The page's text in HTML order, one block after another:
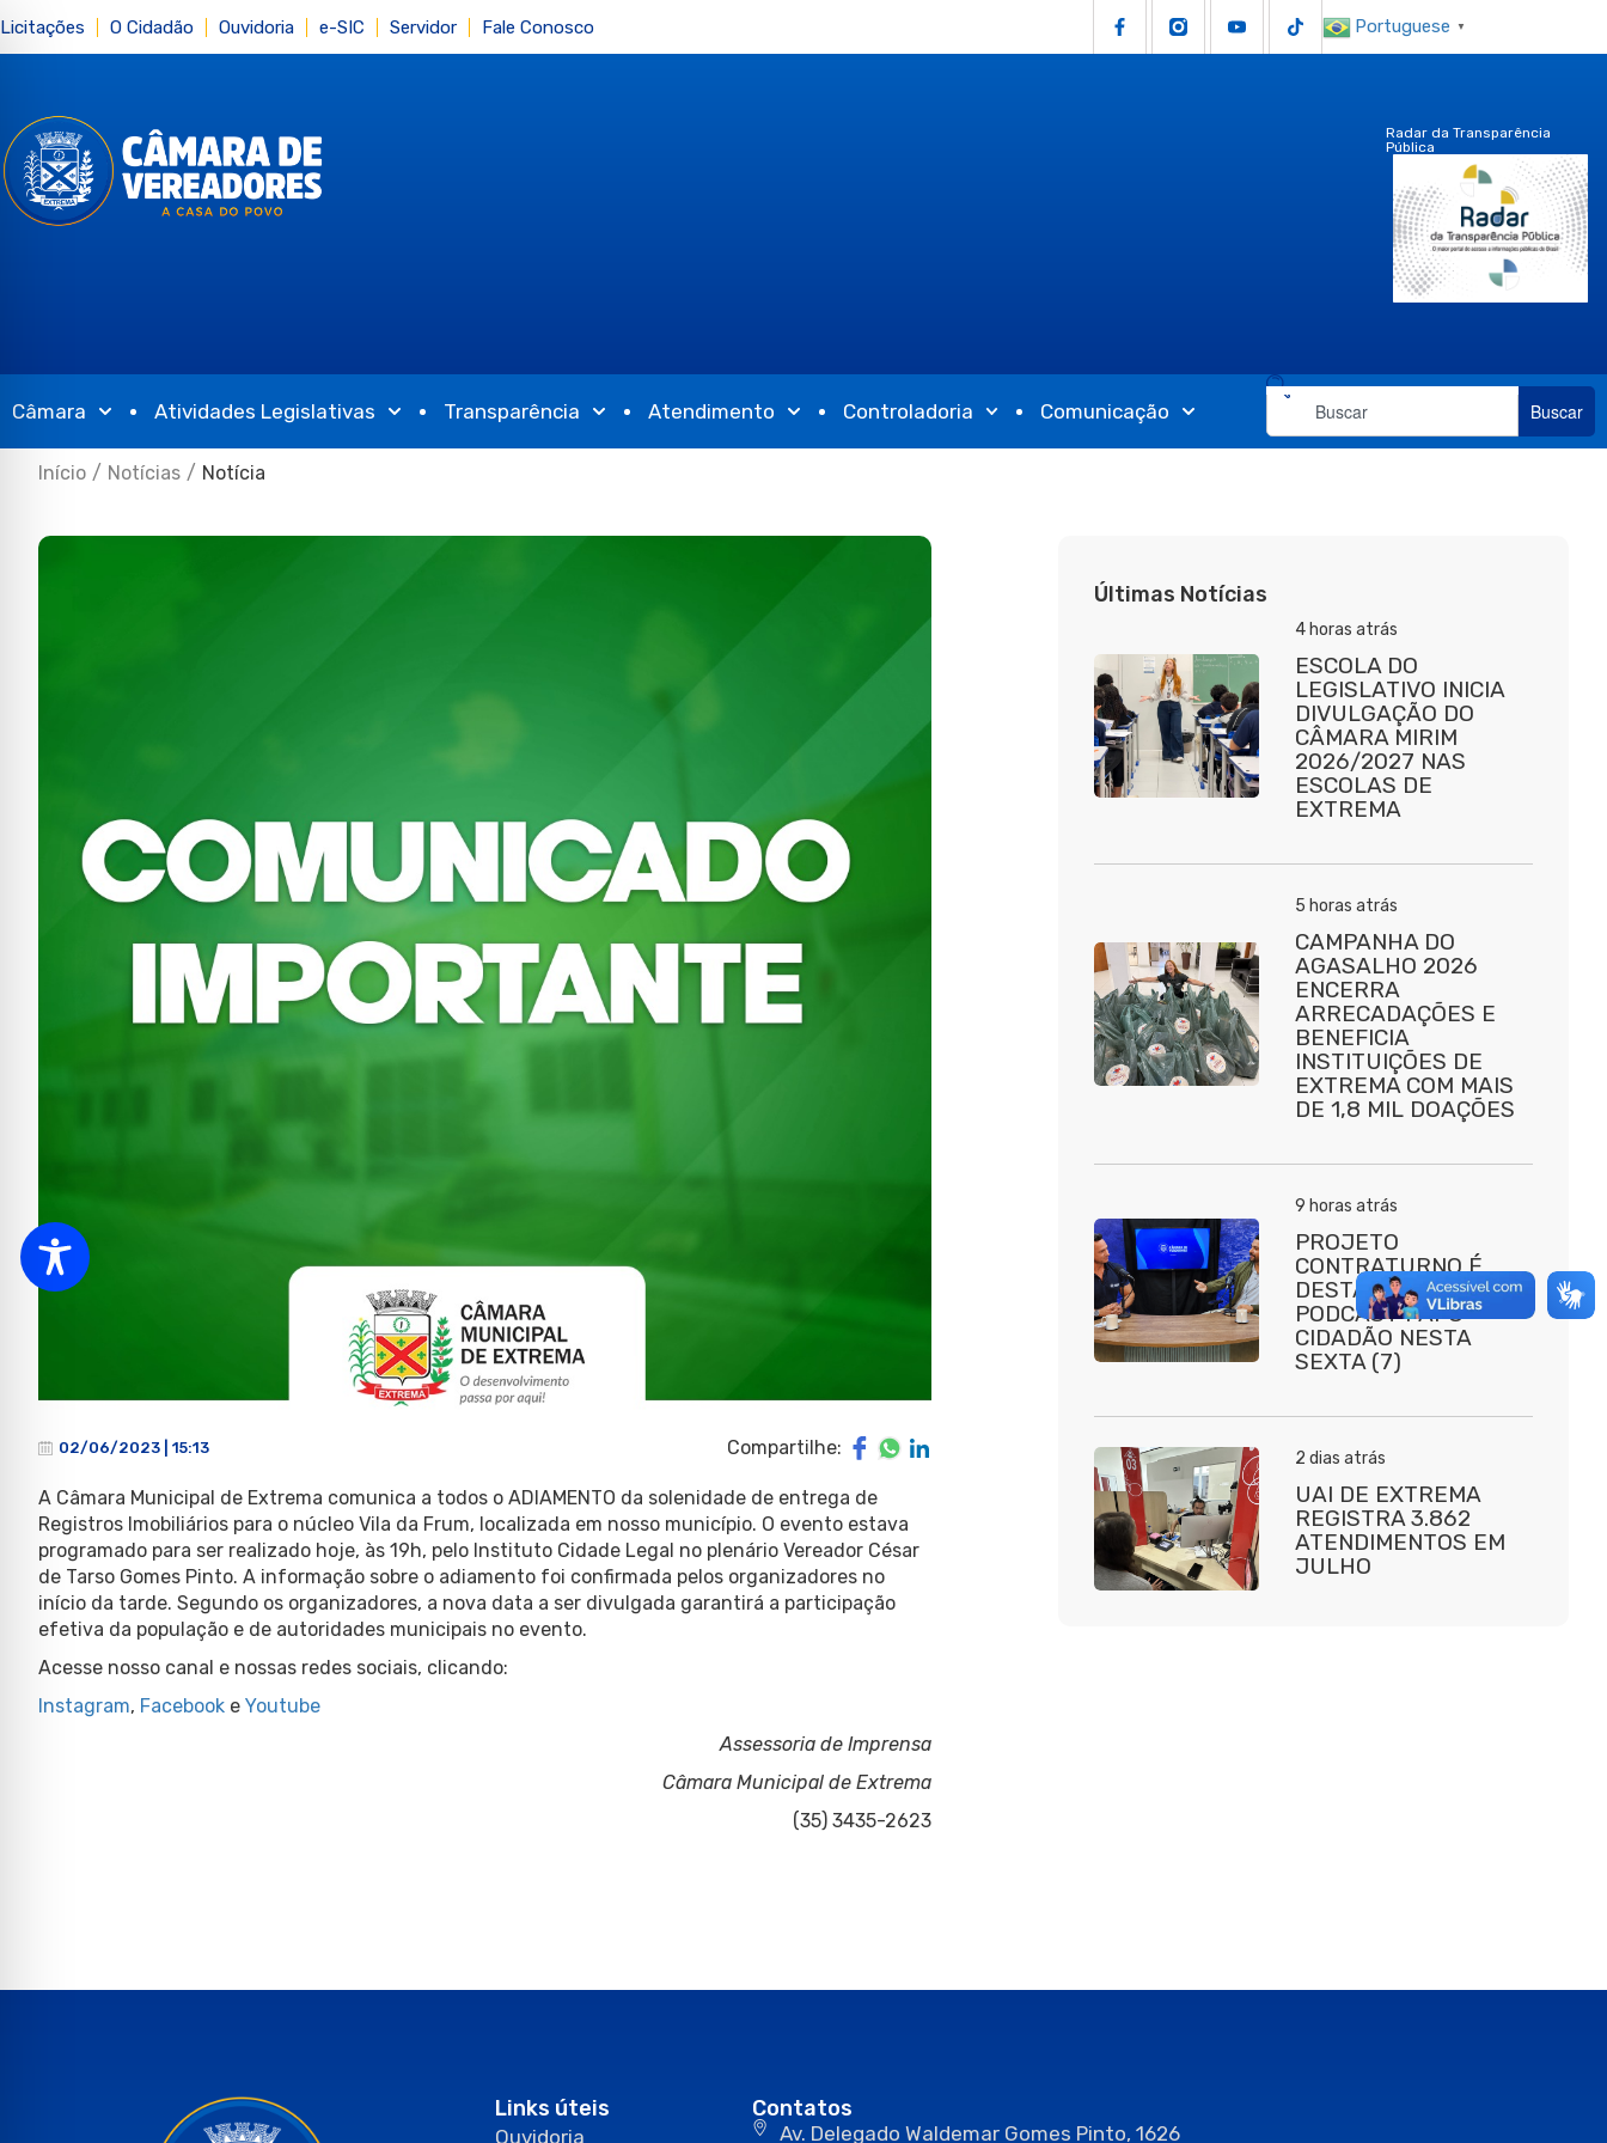
Licitações O Cidadão Ouvidoria e-SIC Servidor Fale Conosco Portuguese ▼
Radar da Transparência
Pública
Câmara Atividades Legislativas Transparência Atendimento Controladoria Comunicação Buscar
Início / Notícias / Notícia
02/06/2023 | 15:13 Compartilhe:
A Câmara Municipal de Extrema comunica a todos o ADIAMENTO da solenidade de entrega de
Registros Imobiliários para o núcleo Vila da Frum, localizada em nosso município. O evento estava
programado para ser realizado hoje, às 19h, pelo Instituto Cidade Legal no plenário Vereador César
de Tarso Gomes Pinto. A informação sobre o adiamento foi confirmada pelos organizadores no
início da tarde. Segundo os organizadores, a nova data a ser divulgada garantirá a participação
efetiva da população e de autoridades municipais no evento.
Acesse nosso canal e nossas redes sociais, clicando:
Instagram, Facebook e Youtube
Assessoria de Imprensa
Câmara Municipal de Extrema
(35) 3435-2623
Últimas Notícias
4 horas atrás
ESCOLA DO
LEGISLATIVO INICIA
DIVULGAÇÃO DO
CÂMARA MIRIM
2026/2027 NAS
ESCOLAS DE
EXTREMA
5 horas atrás
CAMPANHA DO
AGASALHO 2026
ENCERRA
ARRECADAÇÕES E
BENEFICIA
INSTITUIÇÕES DE
EXTREMA COM MAIS
DE 1,8 MIL DOAÇÕES
9 horas atrás
PROJETO
CONTRATURNO É
DESTAQUE NO
PODCAST PAPO
CIDADÃO NESTA
SEXTA (7)
2 dias atrás
UAI DE EXTREMA
REGISTRA 3.862
ATENDIMENTOS EM
JULHO
Links úteis
Ouvidoria
Contatos
Av. Delegado Waldemar Gomes Pinto, 1626